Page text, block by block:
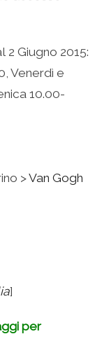
2 Giugno 2015:
Venerdì e
10.00-
>Van Gogh
]
per